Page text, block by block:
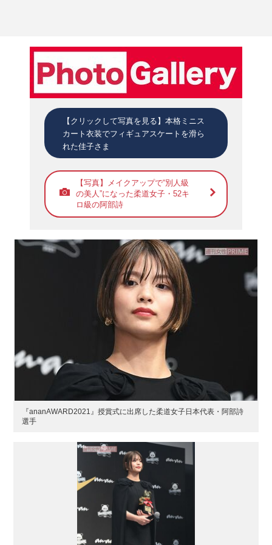
【クリックして写真を見る】本格ミニス
カート衣装でフィギュアスケートを滑ら
れた佳子さま
【写真】メイクアップで“別人級
の美人”になった柔道女子・52キ
ロ級の阿部詩
『ananAWARD2021』授賞式に出席した柔道女子日本代表・阿部詩
選手